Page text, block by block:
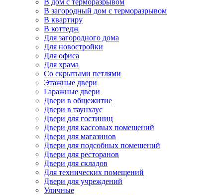
В дом с терморазрывом
В загородный дом с терморазрывом
В квартиру
В коттедж
Для загородного дома
Для новостройки
Для офиса
Для храма
Со скрытыми петлями
Этажные двери
Гаражные двери
Двери в общежитие
Двери в таунхаус
Двери для гостиниц
Двери для кассовых помещений
Двери для магазинов
Двери для подсобных помещений
Двери для ресторанов
Двери для складов
Для технических помещений
Двери для учреждений
Уличные